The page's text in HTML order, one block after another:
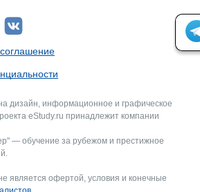
дизайн, информационное и графическое
eStudy.ru принадлежит компании
— обучение за рубежом и престижное
является офертой, условия и конечные